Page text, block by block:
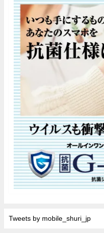
Tweets by mobile_shuri_jp